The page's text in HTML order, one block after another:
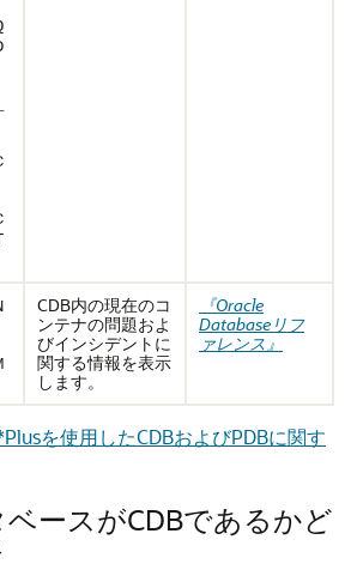
CDB内の現在のコ
ンテナの問題およ
びインシデントに
関する情報を表示
します。
『Oracle
Databaseリフ
ァレンス』
を使用したCDBおよびPDBに関す
ースがCDBであるかど